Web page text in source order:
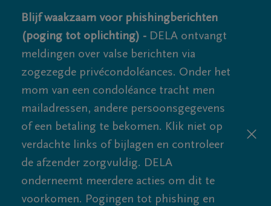
Blijf waakzaam voor phishingberichten
(poging tot oplichting) - DELA ontvangt
meldingen over valse berichten via
zogezegde privécondoléances. Onder het
mom van een condoléance tracht men
mailadressen, andere persoonsgegevens
of een betaling te bekomen. Klik niet op
verdachte links of bijlagen en controleer
de afzender zorgvuldig. DELA
onderneemt meerdere acties om dit te
voorkomen. Pogingen tot phishing en